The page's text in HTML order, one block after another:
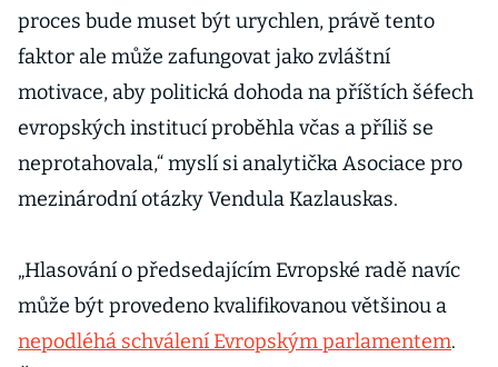
proces bude muset být urychlen, právě tento
faktor ale může zafungovat jako zvláštní
motivace, aby politická dohoda na příštích šéfech
evropských institucí proběhla včas a příliš se
neprotahovala,“ myslí si analytička Asociace pro
mezinárodní otázky Vendula Kazlauskas.
„Hlasování o předsedajícím Evropské radě navíc
může být provedeno kvalifikovanou většinou a
nepodléhá schválení Evropským parlamentem.